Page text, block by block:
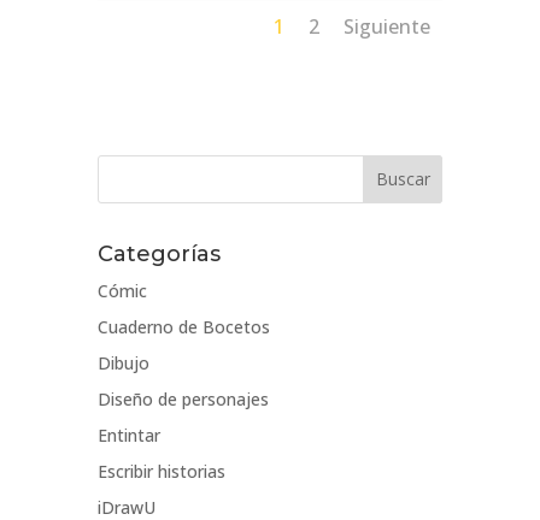
1 2 Siguiente
Categorías
Cómic
Cuaderno de Bocetos
Dibujo
Diseño de personajes
Entintar
Escribir historias
iDrawU